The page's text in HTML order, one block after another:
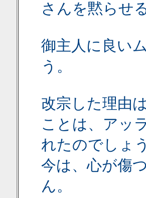
さんを黙らせ
御主人に良い
う。
改宗した理由
ことは、アッ
れたのでしょ
今は、心が傷
ん。